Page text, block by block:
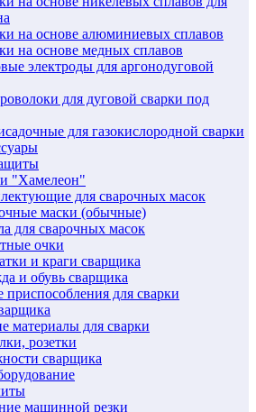
на основе алюминиевых сплавов
на основе медных сплавов
электроды для аргонодуговой
для дуговой сварки под
для газокислородной сварки
"Хамелеон"
для сварочных масок
маски (обычные)
для сварочных масок
очки
и краги сварщика
и обувь сварщика
для сварки
материалы для сварки
розетки
сварщика
машинной резки